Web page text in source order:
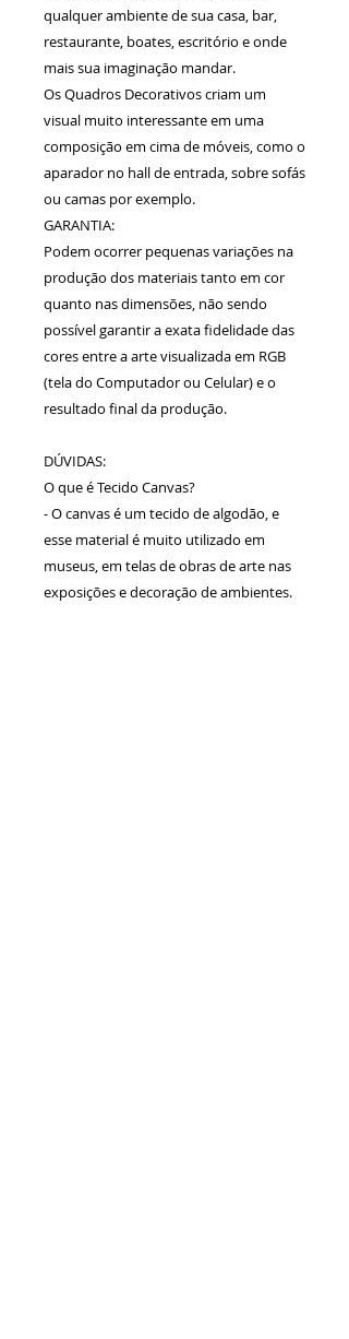
qualquer ambiente de sua casa, bar,
restaurante, boates, escritório e onde
mais sua imaginação mandar.
Os Quadros Decorativos criam um
visual muito interessante em uma
composição em cima de móveis, como o
aparador no hall de entrada, sobre sofás
ou camas por exemplo.
GARANTIA:
Podem ocorrer pequenas variações na
produção dos materiais tanto em cor
quanto nas dimensões, não sendo
possível garantir a exata fidelidade das
cores entre a arte visualizada em RGB
(tela do Computador ou Celular) e o
resultado final da produção.
DÚVIDAS:
O que é Tecido Canvas?
- O canvas é um tecido de algodão, e
esse material é muito utilizado em
museus, em telas de obras de arte nas
exposições e decoração de ambientes.